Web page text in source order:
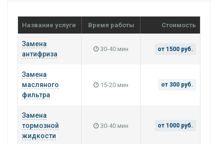
Название услуги Время работы Стоимость
Замена
антифриза
30-40 мин от 1500 руб.
Замена
масляного
фильтра
15-20 мин от 300 руб.
Замена
тормозной
жидкости
30-40 мин от 1000 руб.